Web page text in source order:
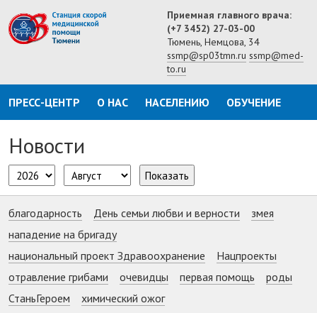
Приемная главного врача:
(+7 3452) 27-03-00
Тюмень, Немцова, 34
ssmp@sp03tmn.ru ssmp@med-
to.ru
ПРЕСС-ЦЕНТР О НАС НАСЕЛЕНИЮ ОБУЧЕНИЕ
Новости
Показать
благодарность День семьи любви и верности
змея
нападение на бригаду
национальный проект Здравоохранение
Нацпроекты
отравление грибами
очевидцы первая помощь
роды
СтаньГероем
химический ожог